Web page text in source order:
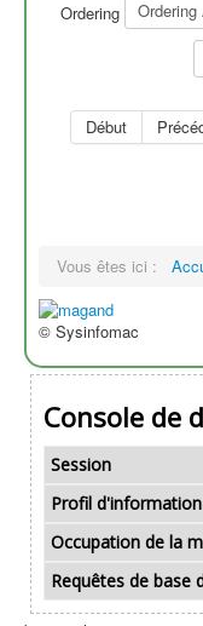
Ordering
Début
Vous êtes ici :
© Sysinfomac
Console de
Session
Profil d'information
Occupation de la
Requêtes de base